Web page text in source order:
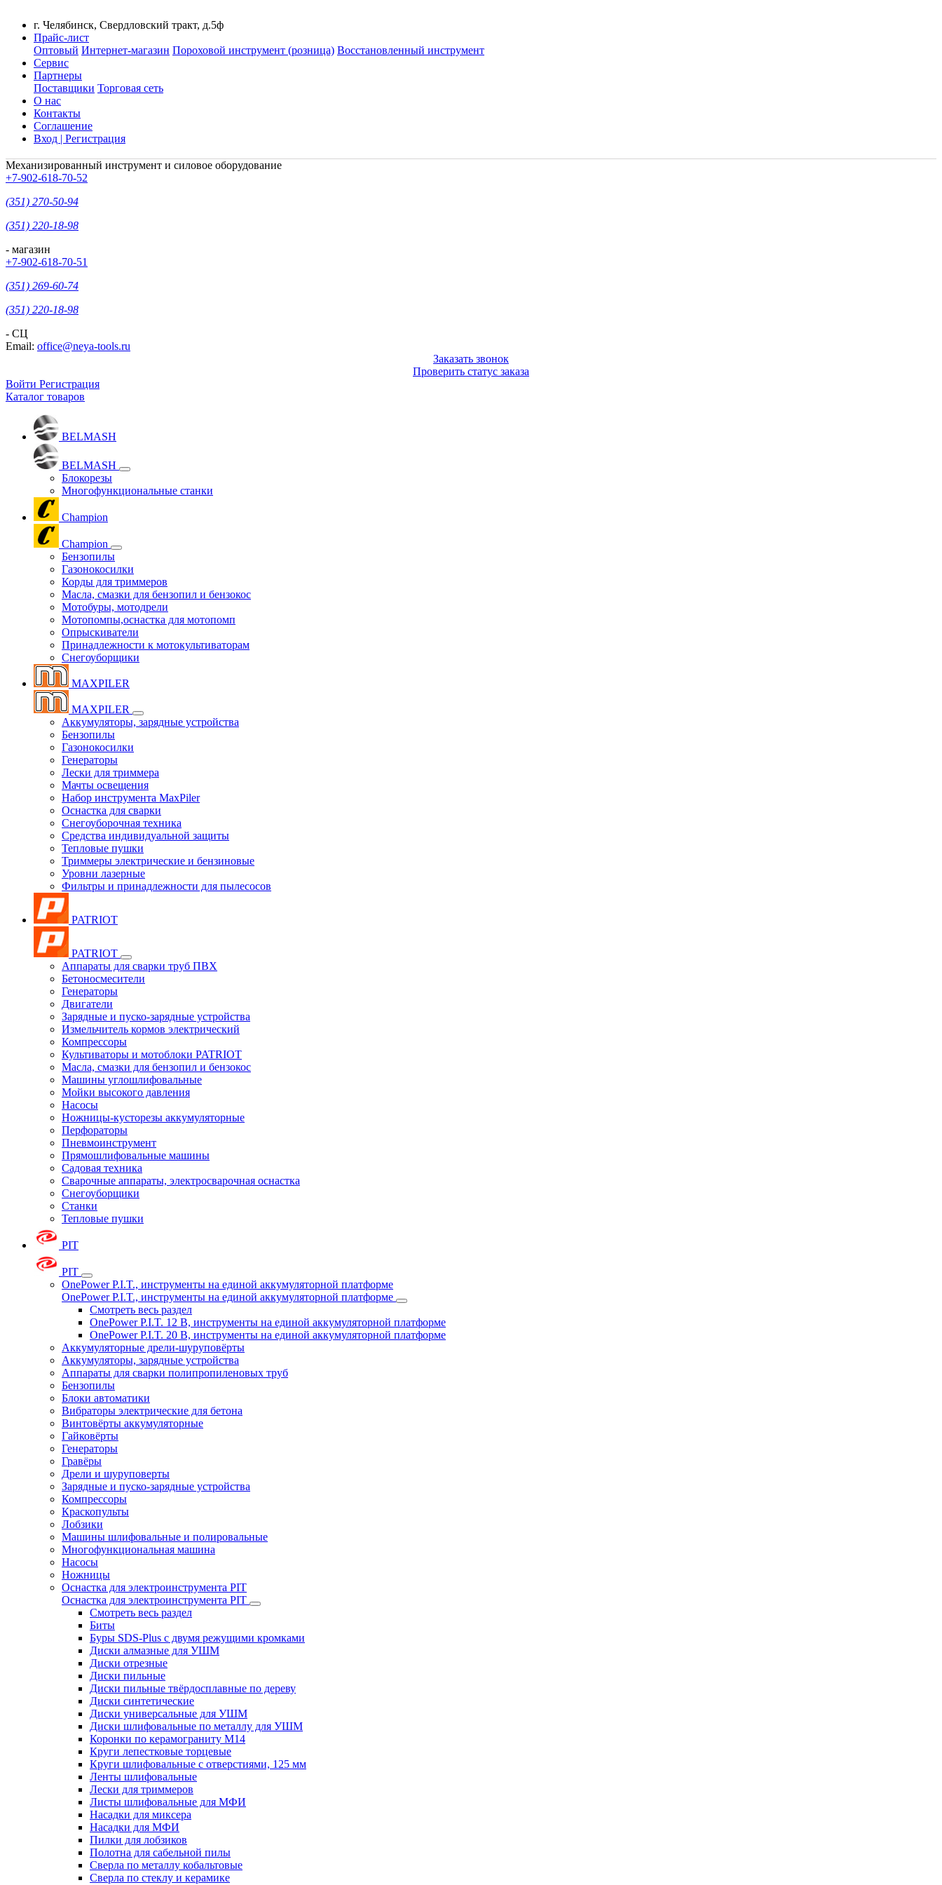
г. Челябинск, Свердловский тракт, д.5ф
Прайс-лист
Оптовый Интернет-магазин Пороховой инструмент (розница) Восстановленный инструмент
Сервис
Партнеры
Поставщики Торговая сеть
О нас
Контакты
Соглашение
Вход | Регистрация
Механизированный инструмент и силовое оборудование
+7-902-618-70-52
(351) 270-50-94
(351) 220-18-98
- магазин
+7-902-618-70-51
(351) 269-60-74
(351) 220-18-98
- СЦ
Email: office@neya-tools.ru
Заказать звонок
Проверить статус заказа
Войти Регистрация
Каталог товаров
BELMASH
BELMASH
Блокорезы
Многофункциональные станки
Champion
Champion
Бензопилы
Газонокосилки
Корды для триммеров
Масла, смазки для бензопил и бензокос
Мотобуры, мотодрели
Мотопомпы,оснастка для мотопомп
Опрыскиватели
Принадлежности к мотокультиваторам
Снегоуборщики
MAXPILER
MAXPILER
Аккумуляторы, зарядные устройства
Бензопилы
Газонокосилки
Генераторы
Лески для триммера
Мачты освещения
Набор инструмента MaxPiler
Оснастка для сварки
Снегоуборочная техника
Средства индивидуальной защиты
Тепловые пушки
Триммеры электрические и бензиновые
Уровни лазерные
Фильтры и принадлежности для пылесосов
PATRIOT
PATRIOT
Аппараты для сварки труб ПВХ
Бетоносмесители
Генераторы
Двигатели
Зарядные и пуско-зарядные устройства
Измельчитель кормов электрический
Компрессоры
Культиваторы и мотоблоки PATRIOT
Масла, смазки для бензопил и бензокос
Машины углошлифовальные
Мойки высокого давления
Насосы
Ножницы-кусторезы аккумуляторные
Перфораторы
Пневмоинструмент
Прямошлифовальные машины
Садовая техника
Сварочные аппараты, электросварочная оснастка
Снегоуборщики
Станки
Тепловые пушки
PIT
PIT
OnePower P.I.T., инструменты на единой аккумуляторной платформе
OnePower P.I.T., инструменты на единой аккумуляторной платформе
Смотреть весь раздел
OnePower P.I.T. 12 В, инструменты на единой аккумуляторной платформе
OnePower P.I.T. 20 В, инструменты на единой аккумуляторной платформе
Аккумуляторные дрели-шуруповёрты
Аккумуляторы, зарядные устройства
Аппараты для сварки полипропиленовых труб
Бензопилы
Блоки автоматики
Вибраторы электрические для бетона
Винтовёрты аккумуляторные
Гайковёрты
Генераторы
Гравёры
Дрели и шуруповерты
Зарядные и пуско-зарядные устройства
Компрессоры
Краскопульты
Лобзики
Машины шлифовальные и полировальные
Многофункциональная машина
Насосы
Ножницы
Оснастка для электроинструмента PIT
Оснастка для электроинструмента PIT
Смотреть весь раздел
Биты
Буры SDS-Plus c двумя режущими кромками
Диски алмазные для УШМ
Диски отрезные
Диски пильные
Диски пильные твёрдосплавные по дереву
Диски синтетические
Диски универсальные для УШМ
Диски шлифовальные по металлу для УШМ
Коронки по керамограниту M14
Круги лепестковые торцевые
Круги шлифовальные с отверстиями, 125 мм
Ленты шлифовальные
Лески для триммеров
Листы шлифовальные для МФИ
Насадки для миксера
Насадки для МФИ
Пилки для лобзиков
Полотна для сабельной пилы
Сверла по металлу кобальтовые
Сверла по стеклу и керамике